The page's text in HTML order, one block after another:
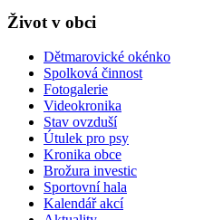
Život v obci
Dětmarovické okénko
Spolková činnost
Fotogalerie
Videokronika
Stav ovzduší
Útulek pro psy
Kronika obce
Brožura investic
Sportovní hala
Kalendář akcí